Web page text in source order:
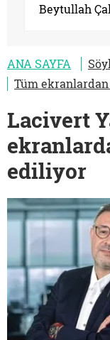
Beytullah
ANA SAYFA
Tüm
Lacivert
ediliyor